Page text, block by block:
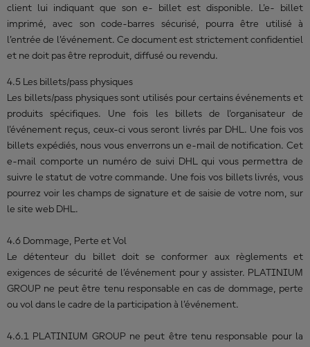
client lui indiquant que son e- billet est disponible. L'e- billet
imprimé, avec son code-barres sécurisé, pourra être utilisé à
l’entrée de l’événement. Ce document est strictement confidentiel
et ne doit pas être reproduit, diffusé ou revendu.
4.5 Les billets/pass physiques
Les billets/pass physiques sont utilisés pour certains événements et
produits spécifiques. Une fois les billets de l'organisateur de
l'événement reçus, ceux-ci vous seront livrés par DHL. Une fois vos
billets expédiés, nous vous enverrons un e-mail de notification. Cet
e-mail comporte un numéro de suivi DHL qui vous permettra de
suivre le statut de votre commande. Une fois vos billets livrés, vous
pourrez voir les champs de signature et de saisie de votre nom, sur
le site web DHL.
4.6 Dommage, Perte et Vol
Le détenteur du billet doit se conformer aux règlements et
exigences de sécurité de l’événement pour y assister. PLATINIUM
GROUP ne peut être tenu responsable en cas de dommage, perte
ou vol dans le cadre de la participation à l’événement.
4.6.1 PLATINIUM GROUP ne peut être tenu responsable pour la